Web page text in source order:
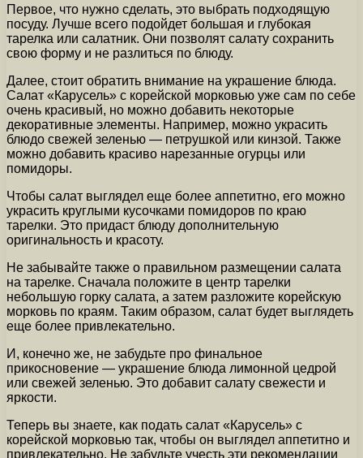
Первое, что нужно сделать, это выбрать подходящую
посуду. Лучше всего подойдет большая и глубокая
тарелка или салатник. Они позволят салату сохранить
свою форму и не разлиться по блюду.
Далее, стоит обратить внимание на украшение блюда.
Салат «Карусель» с корейской морковью уже сам по себе
очень красивый, но можно добавить некоторые
декоративные элементы. Например, можно украсить
блюдо свежей зеленью — петрушкой или кинзой. Также
можно добавить красиво нарезанные огурцы или
помидоры.
Чтобы салат выглядел еще более аппетитно, его можно
украсить круглыми кусочками помидоров по краю
тарелки. Это придаст блюду дополнительную
оригинальность и красоту.
Не забывайте также о правильном размещении салата
на тарелке. Сначала положите в центр тарелки
небольшую горку салата, а затем разложите корейскую
морковь по краям. Таким образом, салат будет выглядеть
еще более привлекательно.
И, конечно же, не забудьте про финальное
прикосновение — украшение блюда лимонной цедрой
или свежей зеленью. Это добавит салату свежести и
яркости.
Теперь вы знаете, как подать салат «Карусель» с
корейской морковью так, чтобы он выглядел аппетитно и
привлекательно. Не забудьте учесть эти рекомендации